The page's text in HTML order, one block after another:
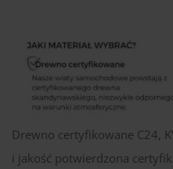
Drewno certyfikowane C24,
i jakość potwierdzona